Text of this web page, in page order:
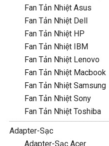
Fan Tản Nhiệt Asus
Fan Tản Nhiệt Dell
Fan Tản Nhiệt HP
Fan Tản Nhiệt IBM
Fan Tản Nhiệt Lenovo
Fan Tản Nhiệt Macbook
Fan Tản Nhiệt Samsung
Fan Tản Nhiệt Sony
Fan Tản Nhiệt Toshiba
Adapter-Sạc
Adapter-Sạc Acer